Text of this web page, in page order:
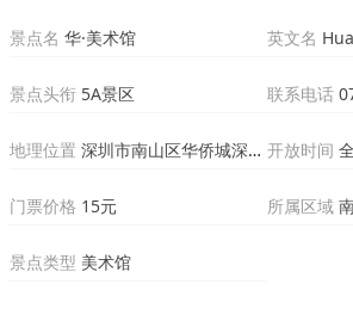
动漫等各个设计领...
景点名 华·美术馆 英文名
景点头衔 5A景区 联系电话
地理位置 深圳市南山区华侨城深南大道9009号 开放时间
门票价格 15元 所属区域
景点类型 美术馆